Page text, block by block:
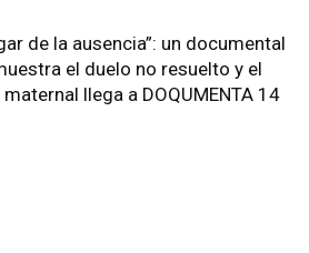
de la ausencia”: un documental
el duelo no resuelto y el
llega a DOQUMENTA 14